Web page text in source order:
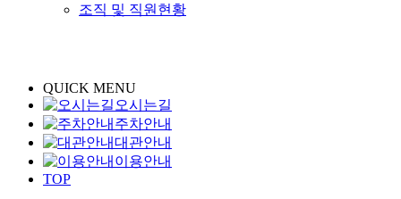
조직 및 직원현황
QUICK MENU
오시는길
주차안내
대관안내
이용안내
TOP